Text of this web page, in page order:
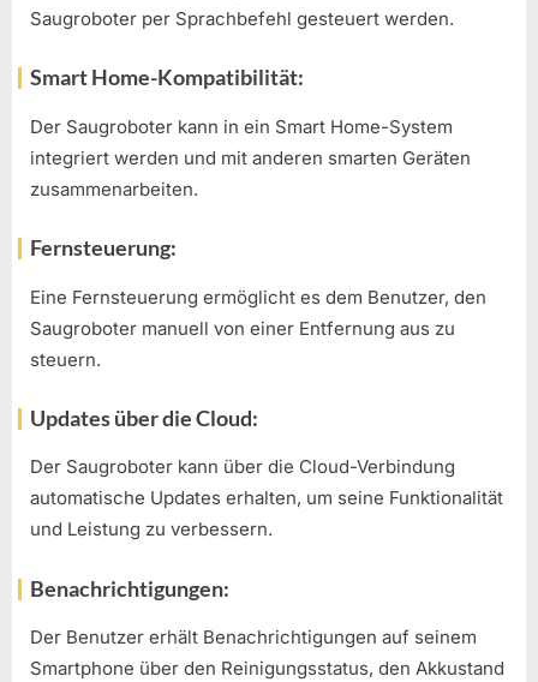
Saugroboter per Sprachbefehl gesteuert werden.
Smart Home-Kompatibilität:
Der Saugroboter kann in ein Smart Home-System
integriert werden und mit anderen smarten Geräten
zusammenarbeiten.
Fernsteuerung:
Eine Fernsteuerung ermöglicht es dem Benutzer, den
Saugroboter manuell von einer Entfernung aus zu
steuern.
Updates über die Cloud:
Der Saugroboter kann über die Cloud-Verbindung
automatische Updates erhalten, um seine Funktionalität
und Leistung zu verbessern.
Benachrichtigungen:
Der Benutzer erhält Benachrichtigungen auf seinem
Smartphone über den Reinigungsstatus, den Akkustand